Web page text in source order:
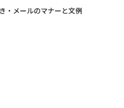
・メールのマナーと文例